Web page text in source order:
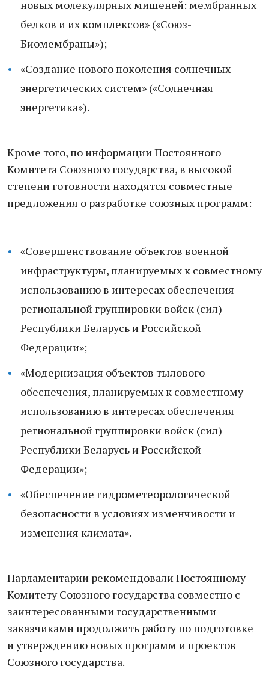
новых молекулярных мишеней: мембранных
белков и их комплексов» («Союз-
Биомембраны»);
«Создание нового поколения солнечных
энергетических систем» («Солнечная
энергетика»).
Кроме того, по информации Постоянного
Комитета Союзного государства, в высокой
степени готовности находятся совместные
предложения о разработке союзных программ:
«Совершенствование объектов военной
инфраструктуры, планируемых к совместному
использованию в интересах обеспечения
региональной группировки войск (сил)
Республики Беларусь и Российской
Федерации»;
«Модернизация объектов тылового
обеспечения, планируемых к совместному
использованию в интересах обеспечения
региональной группировки войск (сил)
Республики Беларусь и Российской
Федерации»;
«Обеспечение гидрометеорологической
безопасности в условиях изменчивости и
изменения климата».
Парламентарии рекомендовали Постоянному
Комитету Союзного государства совместно с
заинтересованными государственными
заказчиками продолжить работу по подготовке
и утверждению новых программ и проектов
Союзного государства.